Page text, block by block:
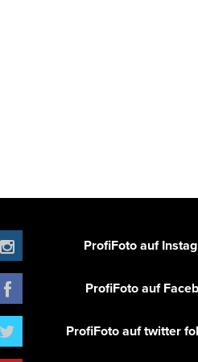
ProfiFoto auf
ProfiFoto auf
ProfiFoto auf twitter